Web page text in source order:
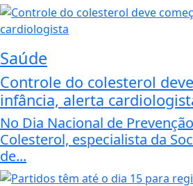
Saúde
Controle do colesterol
infância, alerta
No Dia Nacional de
Colesterol, especialista da
de...